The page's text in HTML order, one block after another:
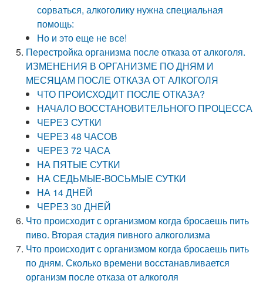
сорваться, алкоголику нужна специальная
помощь:
Но и это еще не все!
Перестройка организма после отказа от алкоголя.
ИЗМЕНЕНИЯ В ОРГАНИЗМЕ ПО ДНЯМ И
МЕСЯЦАМ ПОСЛЕ ОТКАЗА ОТ АЛКОГОЛЯ
ЧТО ПРОИСХОДИТ ПОСЛЕ ОТКАЗА?
НАЧАЛО ВОССТАНОВИТЕЛЬНОГО ПРОЦЕССА
ЧЕРЕЗ СУТКИ
ЧЕРЕЗ 48 ЧАСОВ
ЧЕРЕЗ 72 ЧАСА
НА ПЯТЫЕ СУТКИ
НА СЕДЬМЫЕ-ВОСЬМЫЕ СУТКИ
НА 14 ДНЕЙ
ЧЕРЕЗ 30 ДНЕЙ
Что происходит с организмом когда бросаешь пить
пиво. Вторая стадия пивного алкоголизма
Что происходит с организмом когда бросаешь пить
по дням. Сколько времени восстанавливается
организм после отказа от алкоголя